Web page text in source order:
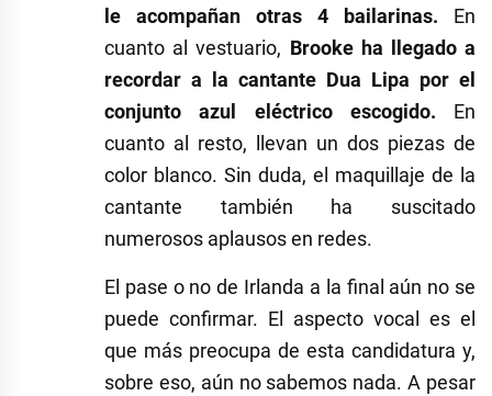
le acompañan otras 4 bailarinas. En
cuanto al vestuario, Brooke ha llegado a
recordar a la cantante Dua Lipa por el
conjunto azul eléctrico escogido. En
cuanto al resto, llevan un dos piezas de
color blanco. Sin duda, el maquillaje de la
cantante también ha suscitado
numerosos aplausos en redes.
El pase o no de Irlanda a la final aún no se
puede confirmar. El aspecto vocal es el
que más preocupa de esta candidatura y,
sobre eso, aún no sabemos nada. A pesar